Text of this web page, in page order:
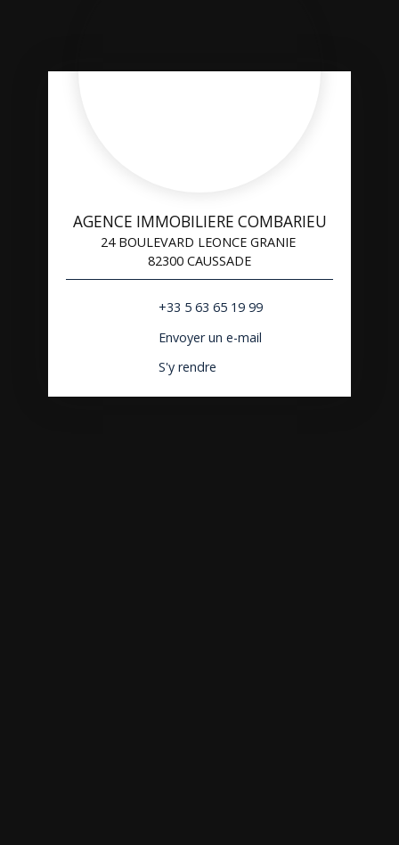
AGENCE IMMOBILIERE COMBARIEU
24 BOULEVARD LEONCE GRANIE
82300 CAUSSADE
+33 5 63 65 19 99
Envoyer un e-mail
S'y rendre